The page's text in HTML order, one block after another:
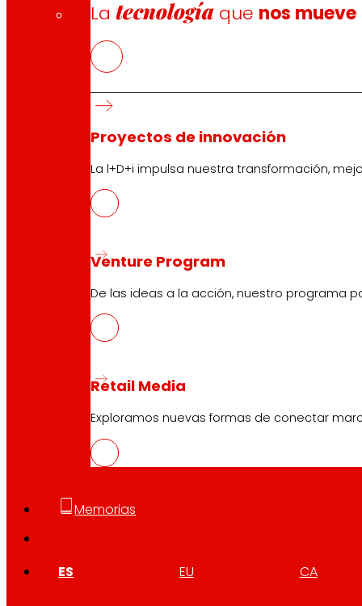
Latecnología que nos mueve
Proyectos de innovación
La l+D+i impulsa nuestra transformación,
Venture Program
De las ideas a la acción, nuestro programa
Retail Media
Exploramos nuevas formas de conectar
Memorias
ES EU CA
PDF